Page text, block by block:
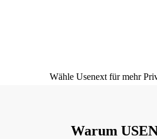
Wähle Usenext für mehr
Warum